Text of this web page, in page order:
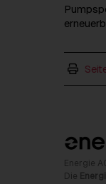
Energie
Die